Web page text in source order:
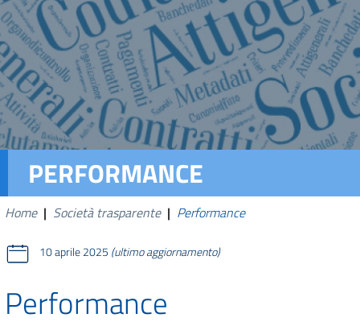
PERFORMANCE
Home | Società trasparente | Performance
10 aprile 2025 (ultimo aggiornamento)
Performance